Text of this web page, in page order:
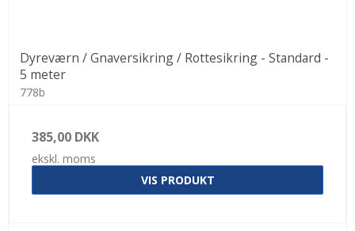
Dyreværn / Gnaversikring / Rottesikring - Standard -
5 meter
778b
385,00 DKK
ekskl. moms
VIS PRODUKT